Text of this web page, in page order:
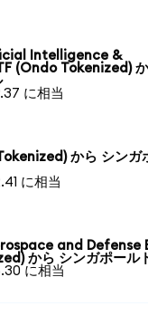
Intelligence &
(Ondo Tokenized)
に相当
から シンガ
に相当
and Defense
から シンガポール
に相当